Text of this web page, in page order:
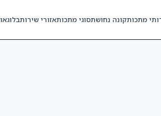
מתכותקונה נחושתסוגי מתכותאזורי שירותבלוג